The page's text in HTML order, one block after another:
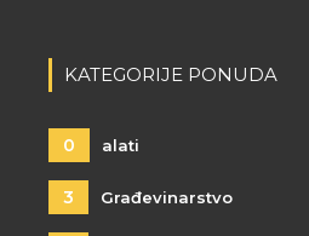
KATEGORIJE PONUDA
0 alati
3 Građevinarstvo